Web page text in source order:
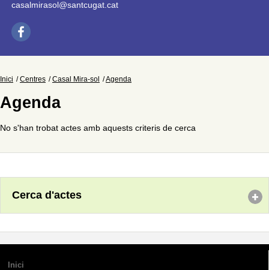
casalmirasol@santcugat.cat
Inici Centres Casal Mira-sol Agenda
Agenda
No s'han trobat actes amb aquests criteris de cerca
Cerca d'actes
Inici